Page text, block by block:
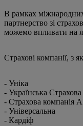
В рамках
партнерство зі
можемо впливати на
Страхові компанії, з
- Уніка
- Українська
- Страхова компанія
- Універсальна
- Кардіф